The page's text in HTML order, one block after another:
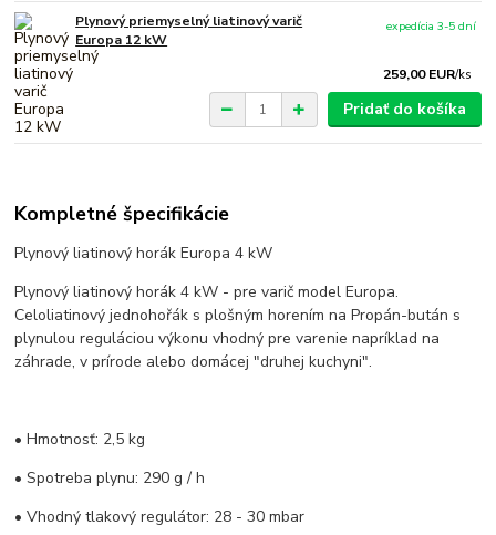
Plynový priemyselný liatinový varič
Europa 12 kW
259,00 EUR/ks
expedícia 3-5 dní
Pridať do košíka
Kompletné špecifikácie
Plynový liatinový horák Europa 4 kW
Plynový liatinový horák 4 kW - pre varič model Europa.
Celoliatinový jednohořák s plošným horením na Propán-bután s
plynulou reguláciou výkonu vhodný pre varenie napríklad na
záhrade, v prírode alebo domácej "druhej kuchyni".
• Hmotnosť: 2,5 kg
• Spotreba plynu: 290 g / h
• Vhodný tlakový regulátor: 28 - 30 mbar